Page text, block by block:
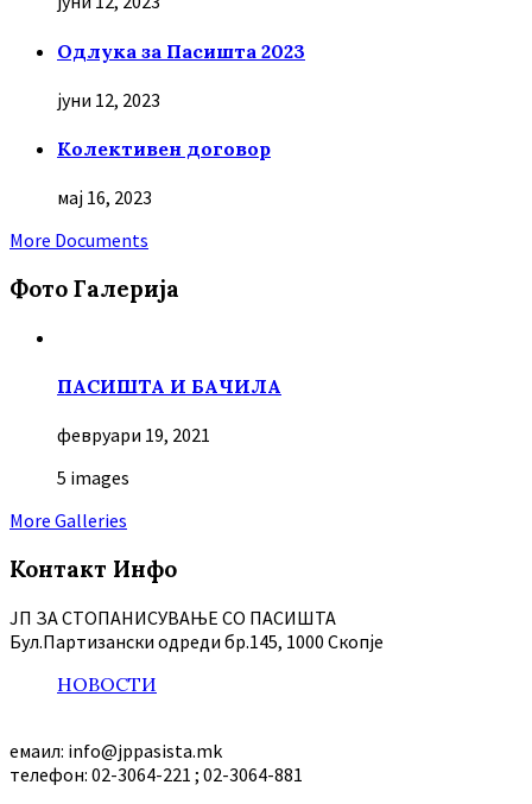
Oдлука за Пасишта 2023
јуни 12, 2023
Колективен договор
мај 16, 2023
More Documents
Фото Галерија
ПАСИШТА И БАЧИЛА
февруари 19, 2021
5 images
More Galleries
Контакт Инфо
ЈП ЗА СТОПАНИСУВАЊЕ СО ПАСИШТА
Бул.Партизански oдреди бр.145, 1000 Скопје
НОВОСТИ
емаил: info@jppasista.mk
телефон: 02-3064-221 ; 02-3064-881